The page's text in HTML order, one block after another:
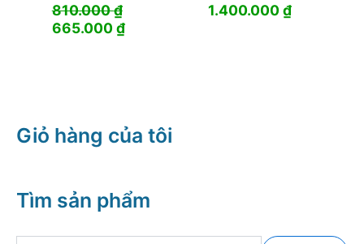
810.000₫
Giá
665.000₫Giá
1.400.000₫
Giỏ hàng của tôi
Tìm sản phẩm